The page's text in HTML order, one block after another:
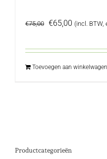
€75,00 Oorspronkelijke
€65,00 Huidige
(incl. BTW,
Toevoegen aan winkelwagen
Productcategorieën